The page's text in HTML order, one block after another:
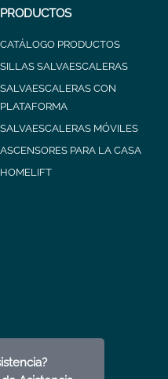
PRODUCTOS
CATÁLOGO PRODUCTOS
SILLAS SALVAESCALERAS
SALVAESCALERAS CON
PLATAFORMA
SALVAESCALERAS MÓVILES
ASCENSORES PARA LA CASA
HOMELIFT